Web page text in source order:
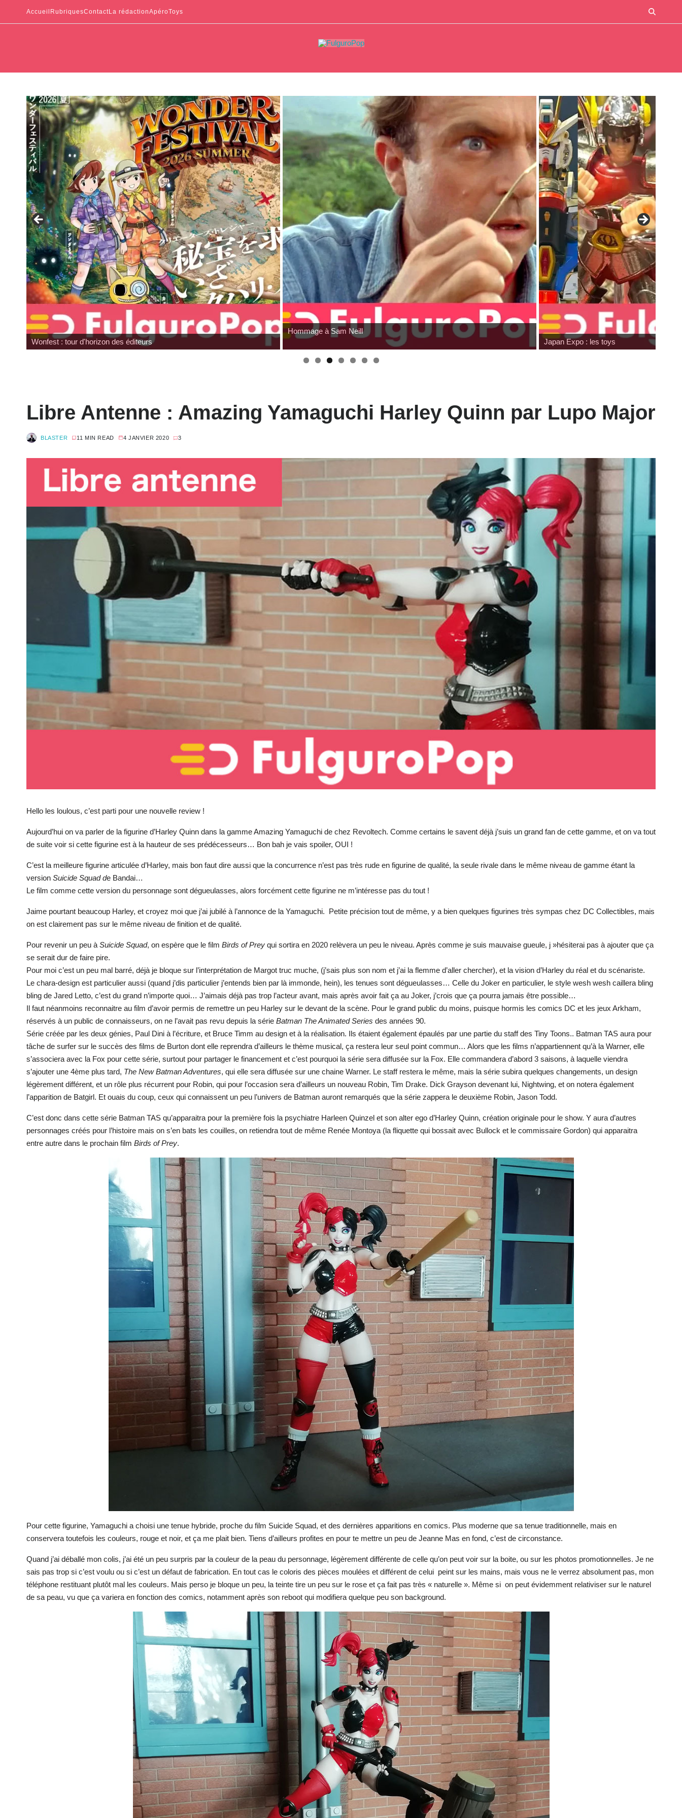
Accueil RubriquesContactLa rédactionApéroToys
Wonfest : tour d'horizon des éditeurs
Hommage à Sam Neill
Japan Expo : les toys
Libre Antenne : Amazing Yamaguchi Harley Quinn par Lupo Major
BLASTER 11 MIN READ 4 JANVIER 2020 3
Hello les loulous, c’est parti pour une nouvelle review !
Aujourd’hui on va parler de la figurine d’Harley Quinn dans la gamme Amazing Yamaguchi de chez Revoltech. Comme certains le savent déjà j’suis un grand fan de cette gamme, et on va tout
de suite voir si cette figurine est à la hauteur de ses prédécesseurs… Bon bah je vais spoiler, OUI !
C’est la meilleure figurine articulée d’Harley, mais bon faut dire aussi que la concurrence n’est pas très rude en figurine de qualité, la seule rivale dans le même niveau de gamme étant la
version Suicide Squad de Bandai…
Le film comme cette version du personnage sont dégueulasses, alors forcément cette figurine ne m’intéresse pas du tout !
Jaime pourtant beaucoup Harley, et croyez moi que j’ai jubilé à l’annonce de la Yamaguchi. Petite précision tout de même, y a bien quelques figurines très sympas chez DC Collectibles, mais
on est clairement pas sur le même niveau de finition et de qualité.
Pour revenir un peu à Suicide Squad, on espère que le film Birds of Prey qui sortira en 2020 relèvera un peu le niveau. Après comme je suis mauvaise gueule, j »hésiterai pas à ajouter que ça
se serait dur de faire pire.
Pour moi c’est un peu mal barré, déjà je bloque sur l’interprétation de Margot truc muche, (j’sais plus son nom et j’ai la flemme d’aller chercher), et la vision d’Harley du réal et du scénariste.
Le chara-design est particulier aussi (quand j’dis particulier j’entends bien par là immonde, hein), les tenues sont dégueulasses… Celle du Joker en particulier, le style wesh wesh caillera bling
bling de Jared Letto, c’est du grand n’importe quoi… J’aimais déjà pas trop l’acteur avant, mais après avoir fait ça au Joker, j’crois que ça pourra jamais être possible…
Il faut néanmoins reconnaitre au film d’avoir permis de remettre un peu Harley sur le devant de la scène. Pour le grand public du moins, puisque hormis les comics DC et les jeux Arkham,
réservés à un public de connaisseurs, on ne l’avait pas revu depuis la série Batman The Animated Series des années 90.
Série créée par les deux génies, Paul Dini à l’écriture, et Bruce Timm au design et à la réalisation. Ils étaient également épaulés par une partie du staff des Tiny Toons.. Batman TAS aura pour
tâche de surfer sur le succès des films de Burton dont elle reprendra d’ailleurs le thème musical, ça restera leur seul point commun… Alors que les films n’appartiennent qu’à la Warner, elle
s’associera avec la Fox pour cette série, surtout pour partager le financement et c’est pourquoi la série sera diffusée sur la Fox. Elle commandera d’abord 3 saisons, à laquelle viendra
s’ajouter une 4ème plus tard, The New Batman Adventures, qui elle sera diffusée sur une chaine Warner. Le staff restera le même, mais la série subira quelques changements, un design
légèrement différent, et un rôle plus récurrent pour Robin, qui pour l’occasion sera d’ailleurs un nouveau Robin, Tim Drake. Dick Grayson devenant lui, Nightwing, et on notera également
l’apparition de Batgirl. Et ouais du coup, ceux qui connaissent un peu l’univers de Batman auront remarqués que la série zappera le deuxième Robin, Jason Todd.
C’est donc dans cette série Batman TAS qu’apparaitra pour la première fois la psychiatre Harleen Quinzel et son alter ego d’Harley Quinn, création originale pour le show. Y aura d’autres
personnages créés pour l’histoire mais on s’en bats les couilles, on retiendra tout de même Renée Montoya (la fliquette qui bossait avec Bullock et le commissaire Gordon) qui apparaitra
entre autre dans le prochain film Birds of Prey.
Pour cette figurine, Yamaguchi a choisi une tenue hybride, proche du film Suicide Squad, et des dernières apparitions en comics. Plus moderne que sa tenue traditionnelle, mais en
conservera toutefois les couleurs, rouge et noir, et ça me plait bien. Tiens d’ailleurs profites en pour te mettre un peu de Jeanne Mas en fond, c’est de circonstance.
Quand j’ai déballé mon colis, j’ai été un peu surpris par la couleur de la peau du personnage, légèrement différente de celle qu’on peut voir sur la boite, ou sur les photos promotionnelles. Je ne
sais pas trop si c’est voulu ou si c’est un défaut de fabrication. En tout cas le coloris des pièces moulées et différent de celui peint sur les mains, mais vous ne le verrez absolument pas, mon
téléphone restituant plutôt mal les couleurs. Mais perso je bloque un peu, la teinte tire un peu sur le rose et ça fait pas très « naturelle ». Même si on peut évidemment relativiser sur le naturel
de sa peau, vu que ça variera en fonction des comics, notamment après son reboot qui modifiera quelque peu son background.